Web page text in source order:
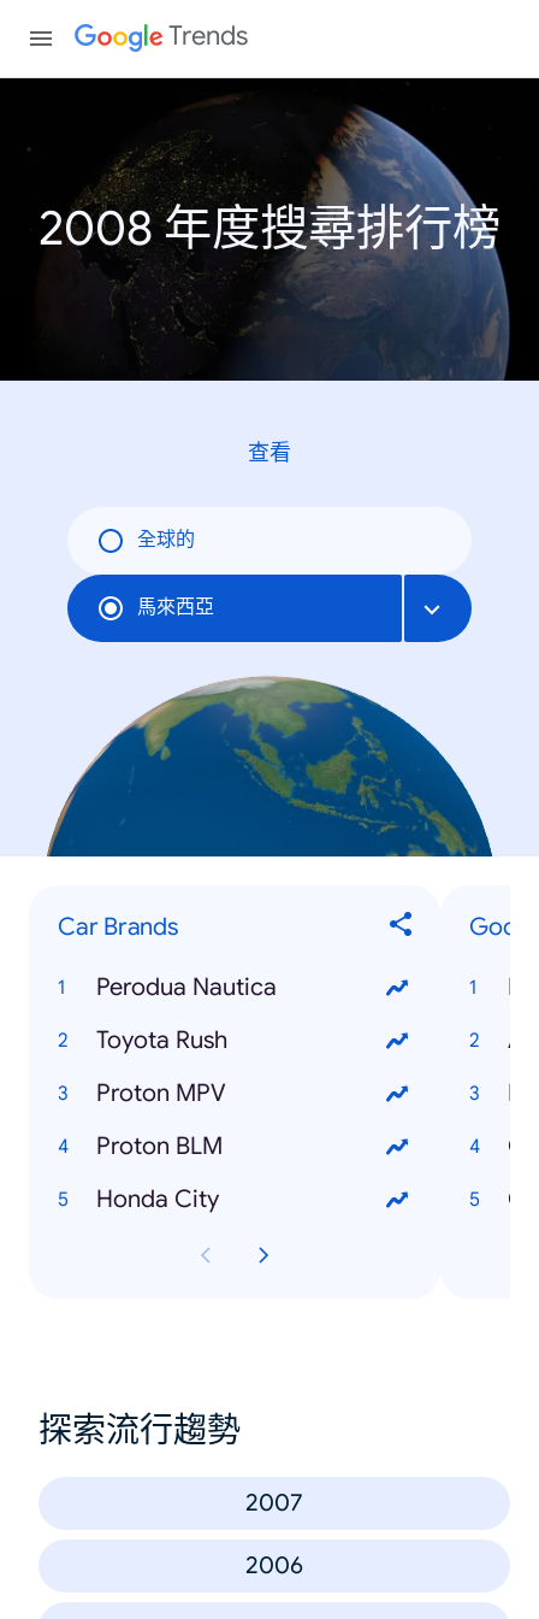
Trends
2008 年度搜尋排行榜
查看
全球的
馬來西亞
Car Brands
Perodua Nautica
Toyota Rush
Proton MPV
Proton BLM
Honda City
探索流行趨勢
2007
2006